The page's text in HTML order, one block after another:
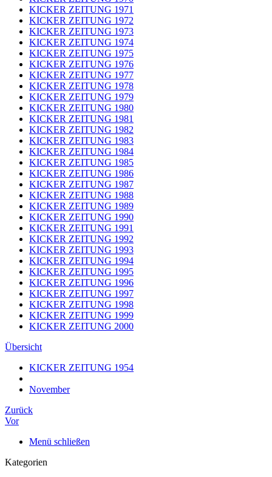
KICKER ZEITUNG 1971
KICKER ZEITUNG 1972
KICKER ZEITUNG 1973
KICKER ZEITUNG 1974
KICKER ZEITUNG 1975
KICKER ZEITUNG 1976
KICKER ZEITUNG 1977
KICKER ZEITUNG 1978
KICKER ZEITUNG 1979
KICKER ZEITUNG 1980
KICKER ZEITUNG 1981
KICKER ZEITUNG 1982
KICKER ZEITUNG 1983
KICKER ZEITUNG 1984
KICKER ZEITUNG 1985
KICKER ZEITUNG 1986
KICKER ZEITUNG 1987
KICKER ZEITUNG 1988
KICKER ZEITUNG 1989
KICKER ZEITUNG 1990
KICKER ZEITUNG 1991
KICKER ZEITUNG 1992
KICKER ZEITUNG 1993
KICKER ZEITUNG 1994
KICKER ZEITUNG 1995
KICKER ZEITUNG 1996
KICKER ZEITUNG 1997
KICKER ZEITUNG 1998
KICKER ZEITUNG 1999
KICKER ZEITUNG 2000
Übersicht
KICKER ZEITUNG 1954
November
Zurück
Vor
Menü schließen
Kategorien